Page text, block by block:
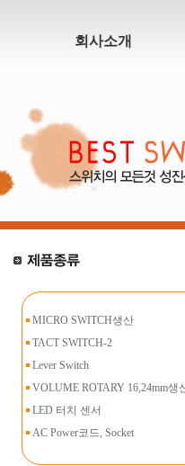
회사소개
MICRO SWITCH생산
TACT SWITCH-2
Lever Switch
VOLUME ROTARY 16,24mm생
LED 터치 센서
AC Power코드, Socket